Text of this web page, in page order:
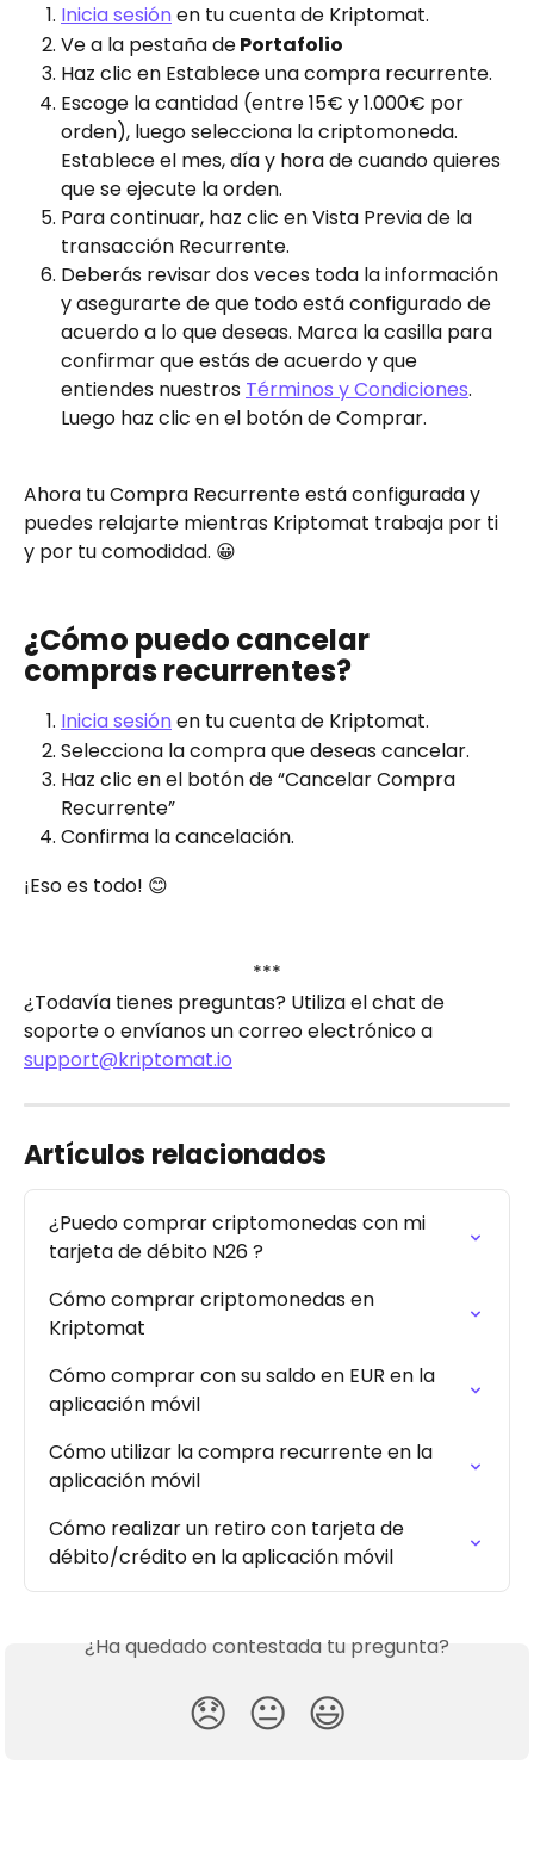
Inicia sesión en tu cuenta de Kriptomat.
Ve a la pestaña de Portafolio
Haz clic en Establece una compra recurrente.
Escoge la cantidad (entre 15€ y 1.000€ por
orden), luego selecciona la criptomoneda.
Establece el mes, día y hora de cuando quieres
que se ejecute la orden.
Para continuar, haz clic en Vista Previa de la
transacción Recurrente.
Deberás revisar dos veces toda la información
y asegurarte de que todo está configurado de
acuerdo a lo que deseas. Marca la casilla para
confirmar que estás de acuerdo y que
entiendes nuestros Términos y Condiciones.
Luego haz clic en el botón de Comprar.
Ahora tu Compra Recurrente está configurada y
puedes relajarte mientras Kriptomat trabaja por ti
y por tu comodidad. 😀
¿Cómo puedo cancelar
compras recurrentes?
Inicia sesión en tu cuenta de Kriptomat.
Selecciona la compra que deseas cancelar.
Haz clic en el botón de “Cancelar Compra
Recurrente”
Confirma la cancelación.
¡Eso es todo! 😊
***
¿Todavía tienes preguntas? Utiliza el chat de
soporte o envíanos un correo electrónico a
support@kriptomat.io
Artículos relacionados
¿Puedo comprar criptomonedas con mi
tarjeta de débito N26 ?
Cómo comprar criptomonedas en
Kriptomat
Cómo comprar con su saldo en EUR en la
aplicación móvil
Cómo utilizar la compra recurrente en la
aplicación móvil
Cómo realizar un retiro con tarjeta de
débito/crédito en la aplicación móvil
¿Ha quedado contestada tu pregunta?
😞 😐 😃